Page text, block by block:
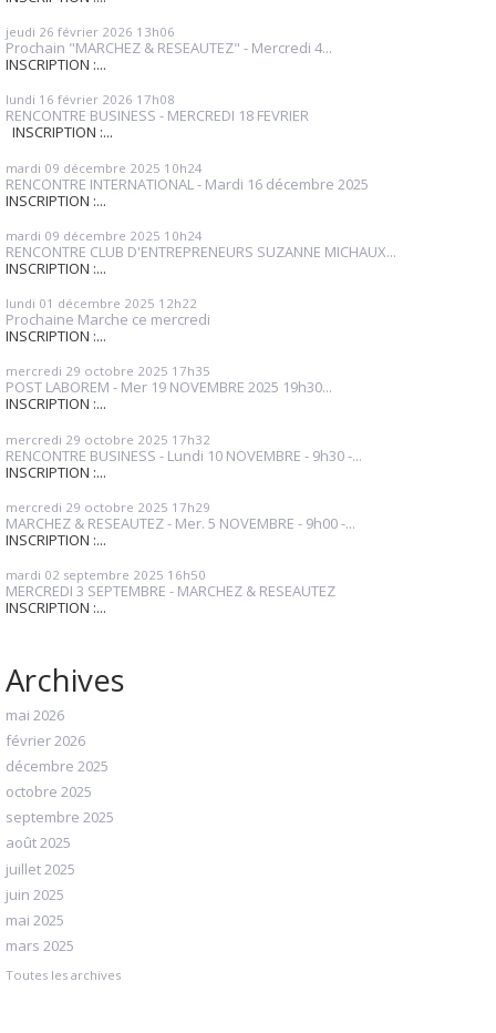
jeudi 26 février 2026 13h06
Prochain "MARCHEZ & RESEAUTEZ" - Mercredi 4...
INSCRIPTION :...
lundi 16 février 2026 17h08
RENCONTRE BUSINESS - MERCREDI 18 FEVRIER
INSCRIPTION :...
mardi 09 décembre 2025 10h24
RENCONTRE INTERNATIONAL - Mardi 16 décembre 2025
INSCRIPTION :...
mardi 09 décembre 2025 10h24
RENCONTRE CLUB D'ENTREPRENEURS SUZANNE MICHAUX...
INSCRIPTION :...
lundi 01 décembre 2025 12h22
Prochaine Marche ce mercredi
INSCRIPTION :...
mercredi 29 octobre 2025 17h35
POST LABOREM - Mer 19 NOVEMBRE 2025 19h30...
INSCRIPTION :...
mercredi 29 octobre 2025 17h32
RENCONTRE BUSINESS - Lundi 10 NOVEMBRE - 9h30 -...
INSCRIPTION :...
mercredi 29 octobre 2025 17h29
MARCHEZ & RESEAUTEZ - Mer. 5 NOVEMBRE - 9h00 -...
INSCRIPTION :...
mardi 02 septembre 2025 16h50
MERCREDI 3 SEPTEMBRE - MARCHEZ & RESEAUTEZ
INSCRIPTION :...
Archives
mai 2026
février 2026
décembre 2025
octobre 2025
septembre 2025
août 2025
juillet 2025
juin 2025
mai 2025
mars 2025
Toutes les archives